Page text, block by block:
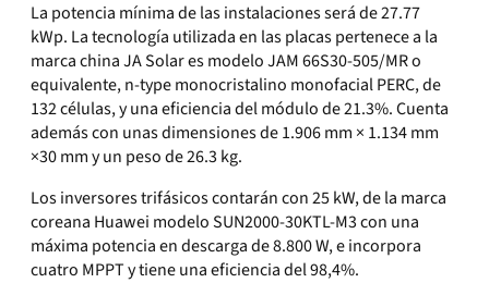
La potencia mínima de las instalaciones será de 27.77
kWp. La tecnología utilizada en las placas pertenece a la
marca china JA Solar es modelo JAM 66S30-505/MR o
equivalente, n-type monocristalino monofacial PERC, de
132 células, y una eficiencia del módulo de 21.3%. Cuenta
además con unas dimensiones de 1.906 mm × 1.134 mm
×30 mm y un peso de 26.3 kg.
Los inversores trifásicos contarán con 25 kW, de la marca
coreana Huawei modelo SUN2000-30KTL-M3 con una
máxima potencia en descarga de 8.800 W, e incorpora
cuatro MPPT y tiene una eficiencia del 98,4%.